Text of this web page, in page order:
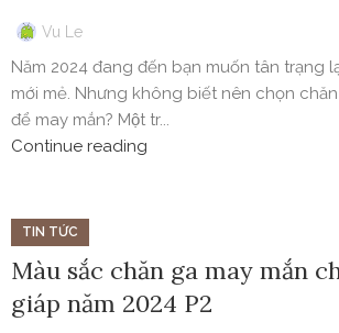
Vu Le
Năm 2024 đang đến bạn muốn tân trạng
mới mẻ. Nhưng không biết nên chọn
để may mắn? Một tr...
Continue reading
TIN TỨC
Màu sắc chăn ga may mắn
giáp năm 2024 P2